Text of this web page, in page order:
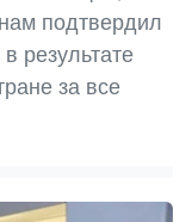
подтвердил
результате
за все